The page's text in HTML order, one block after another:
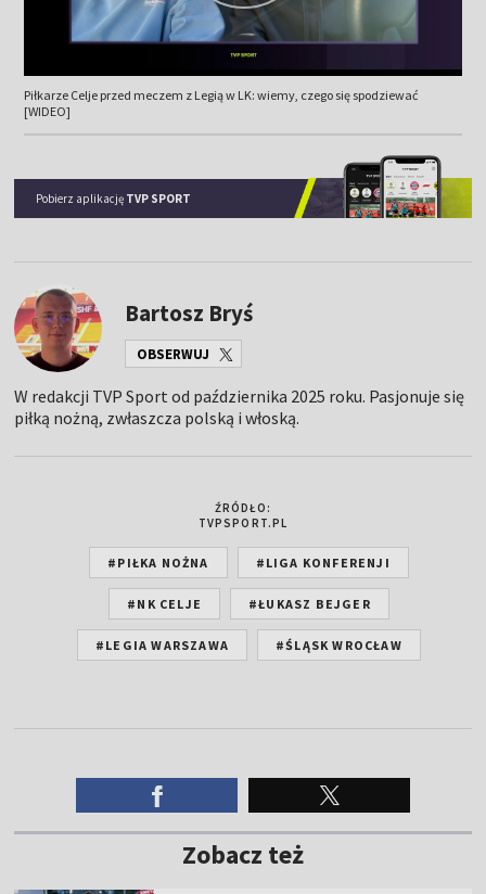
Piłkarze Celje przed meczem z Legią w LK: wiemy, czego się spodziewać
[WIDEO]
Pobierz aplikację TVP SPORT
Bartosz Bryś
OBSERWUJ
W redakcji TVP Sport od października 2025 roku. Pasjonuje się
piłką nożną, zwłaszcza polską i włoską.
ŹRÓDŁO:
TVPSPORT.PL
#PIŁKA NOŻNA #LIGA KONFERENJI
#NK CELJE #ŁUKASZ BEJGER
#LEGIA WARSZAWA #ŚLĄSK WROCŁAW
Zobacz też